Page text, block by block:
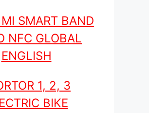
SMART BAND
NFC GLOBAL
ENGLISH
1, 2, 3
BIKE